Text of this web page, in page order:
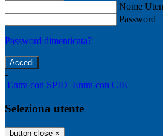
Nome
Password
Password dimenticata?
-
Entra con SPID Entra con CIE
Seleziona utente
button close ×